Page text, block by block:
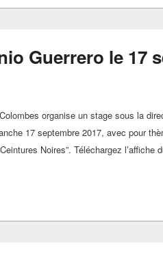
Guerrero le 17
organise un stage sous la
17 septembre 2017, avec pour
Noires”. Téléchargez l’affiche